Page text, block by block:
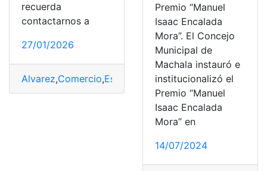
recuerda
contactarnos a
27/01/2026
Alvarez,Comercio,Esteban Isaac,Liga,Paz,presidente
Premio “Manuel
Isaac Encalada
Mora”. El Concejo
Municipal de
Machala instauró e
institucionalizó el
Premio “Manuel
Isaac Encalada
Mora” en
14/07/2024